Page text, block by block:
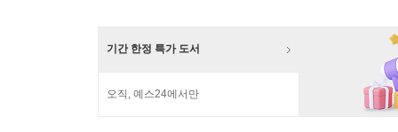
기간 한정 특가 도서
오직, 예스24에서만